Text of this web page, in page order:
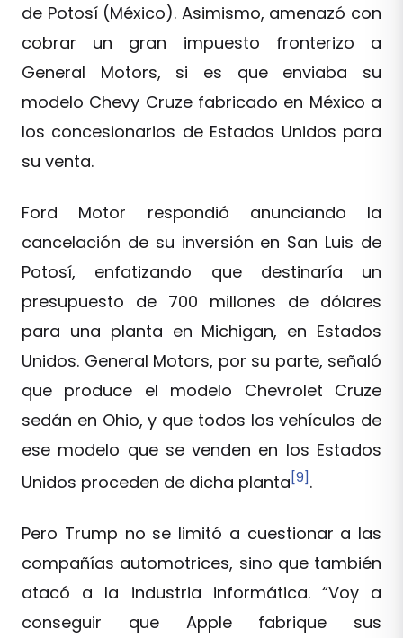
de Potosí (México). Asimismo, amenazó con
cobrar un gran impuesto fronterizo a
General Motors, si es que enviaba su
modelo Chevy Cruze fabricado en México a
los concesionarios de Estados Unidos para
su venta.
Ford Motor respondió anunciando la
cancelación de su inversión en San Luis de
Potosí, enfatizando que destinaría un
presupuesto de 700 millones de dólares
para una planta en Michigan, en Estados
Unidos. General Motors, por su parte, señaló
que produce el modelo Chevrolet Cruze
sedán en Ohio, y que todos los vehículos de
ese modelo que se venden en los Estados
Unidos proceden de dicha planta[9].
Pero Trump no se limitó a cuestionar a las
compañías automotrices, sino que también
atacó a la industria informática. “Voy a
conseguir que Apple fabrique sus